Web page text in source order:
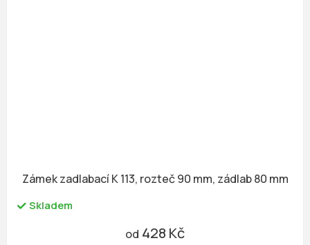
Zámek zadlabací K 113, rozteč 90 mm, zádlab 80 mm
Skladem
od 428 Kč